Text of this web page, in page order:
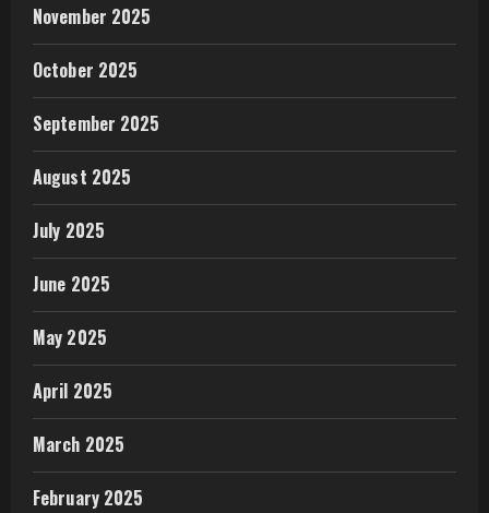
November 2025
October 2025
September 2025
August 2025
July 2025
June 2025
May 2025
April 2025
March 2025
February 2025